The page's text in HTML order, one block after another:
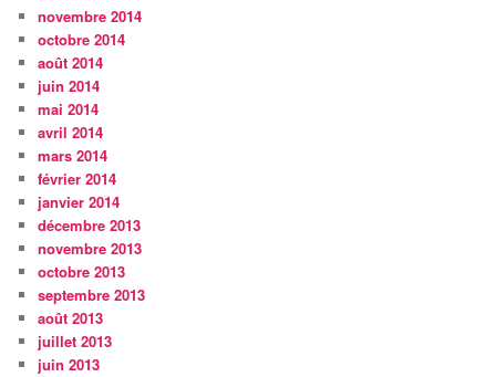
novembre 2014
octobre 2014
août 2014
juin 2014
mai 2014
avril 2014
mars 2014
février 2014
janvier 2014
décembre 2013
novembre 2013
octobre 2013
septembre 2013
août 2013
juillet 2013
juin 2013